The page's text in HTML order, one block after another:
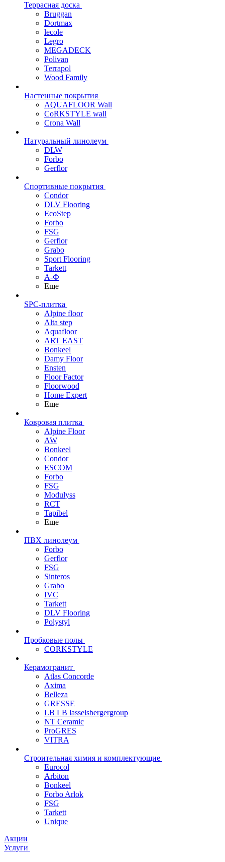
Террасная доска
Bruggan
Dortmax
lecole
Legro
MEGADECK
Polivan
Terrapol
Wood Family
Настенные покрытия
AQUAFLOOR Wall
CoRKSTYLE wall
Crona Wall
Натуральный линолеум
DLW
Forbo
Gerflor
Спортивные покрытия
Condor
DLV Flooring
EcoStep
Forbo
FSG
Gerflor
Grabo
Sport Flooring
Tarkett
А-Ф
Еще
SPC-плитка
Alpine floor
Alta step
Aquafloor
ART EAST
Bonkeel
Damy Floor
Ensten
Floor Factor
Floorwood
Home Expert
Еще
Ковровая плитка
Alpine Floor
AW
Bonkeel
Condor
ESCOM
Forbo
FSG
Modulyss
RCT
Tapibel
Еще
ПВХ линолеум
Forbo
Gerflor
FSG
Sinteros
Grabo
IVC
Tarkett
DLV Flooring
Polystyl
Пробковые полы
CORKSTYLE
Керамогранит
Atlas Concorde
Axima
Belleza
GRESSE
LB LB lasselsbergergroup
NT Ceramic
ProGRES
VITRA
Строительная химия и комплектующие
Eurocol
Arbiton
Bonkeel
Forbo Arlok
FSG
Tarkett
Unique
Акции
Услуги